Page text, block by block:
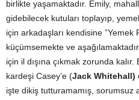
birlikte yaşamaktadır. Emily,
gidebilecek kutuları toplayıp,
için arkadaşları kendisine ”Yemek
küçümsemekte ve
için il dışına çıkmak zorunda
kardeşi Casey’e (Jack Whitehall)
işte dikiş tutturamamış, sorumsuz